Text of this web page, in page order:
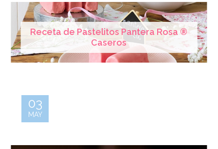
Receta de Pastelitos Pantera Rosa ®
Caseros
03
MAY